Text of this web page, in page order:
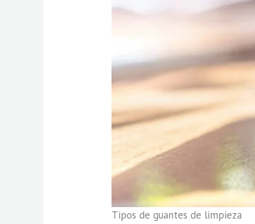
Tipos de guantes de limpieza